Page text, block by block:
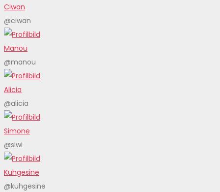
Ciwan
@ciwan
Manou
@manou
Alicia
@alicia
Simone
@siwi
Kuhgesine
@kuhgesine